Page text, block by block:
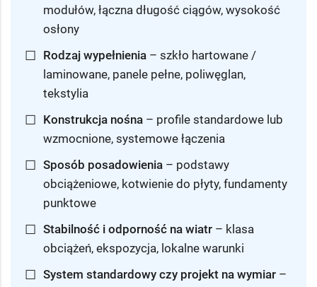
modułów, łączna długość ciągów, wysokość
osłony
☐ Rodzaj wypełnienia – szkło hartowane /
laminowane, panele pełne, poliwęglan,
tekstylia
☐ Konstrukcja nośna – profile standardowe lub
wzmocnione, systemowe łączenia
☐ Sposób posadowienia – podstawy
obciążeniowe, kotwienie do płyty, fundamenty
punktowe
☐ Stabilność i odporność na wiatr – klasa
obciążeń, ekspozycja, lokalne warunki
☐ System standardowy czy projekt na wymiar –